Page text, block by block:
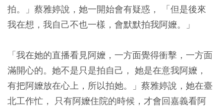
拍。」蔡雅婷說，她一開始會有疑惑， 「但是後來
我在想，我自己不也一樣，會默默拍我阿嬤。」
「我在她的直播看見阿嬤，一方面覺得衝擊，一方面
滿開心的。她不是只是拍自己， 她是在意我阿嬤，
有把阿嬤放在心上，所以拍她。」蔡雅婷說，她在臺
北工作忙， 只有阿嬤住院的時候，才會回嘉義看阿